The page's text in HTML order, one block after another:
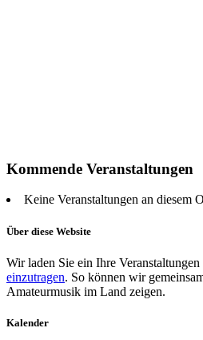
Kommende Veranstaltungen
Keine Veranstaltungen an diesem
Über diese Website
Wir laden Sie ein Ihre
einzutragen. So können wir
Amateurmusik im Land zeigen.
Kalender